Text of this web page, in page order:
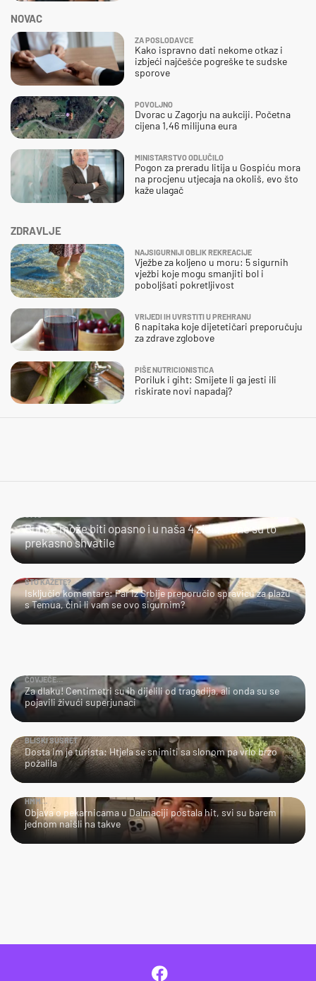
ZDRAVLJE
NAJSIGURNIJI OBLIK REKREACIJE
Vježbe za koljeno u moru: 5 sigurnih
vježbi koje mogu smanjiti bol i
poboljšati pokretljivost
VRIJEDI IH UVRSTITI U PREHRANU
6 napitaka koje dijetetičari preporučuju
za zdrave zglobove
PIŠE NUTRICIONISTICA
Poriluk i giht: Smijete li ga jesti ili
riskirate novi napadaj?
NOVAC
ZA POSLODAVCE
Kako ispravno dati nekome otkaz i
izbjeći najčešće pogreške te sudske
sporove
POVOLJNO
Dvorac u Zagorju na aukciji. Početna
cijena 1,46 milijuna eura
MINISTARSTVO ODLUČILO
Pogon za preradu litija u Gospiću mora
na procjenu utjecaja na okoliš, evo što
kaže ulagač
Sunce može biti opasno i u naša 4 zida, a one su to
prekasno shvatile
ŠTO KAŽETE?
Isključio komentare: Par iz Srbije preporučio spravicu za plažu
s Temua, čini li vam se ovo sigurnim?
ČOVJEČE…
Za dlaku! Centimetri su ih dijelili od tragedija, ali onda su se
pojavili živući superjunaci
BLISKI SUSRET
Dosta im je turista: Htjela se snimiti sa slonom pa vrlo brzo
požalila
HMM…
Objava o pekarnicama u Dalmaciji postala hit, svi su barem
jednom naišli na takve